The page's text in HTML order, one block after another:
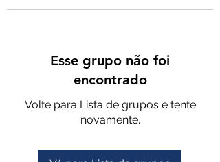
Esse grupo não foi
encontrado
Volte para Lista de grupos e tente
novamente.